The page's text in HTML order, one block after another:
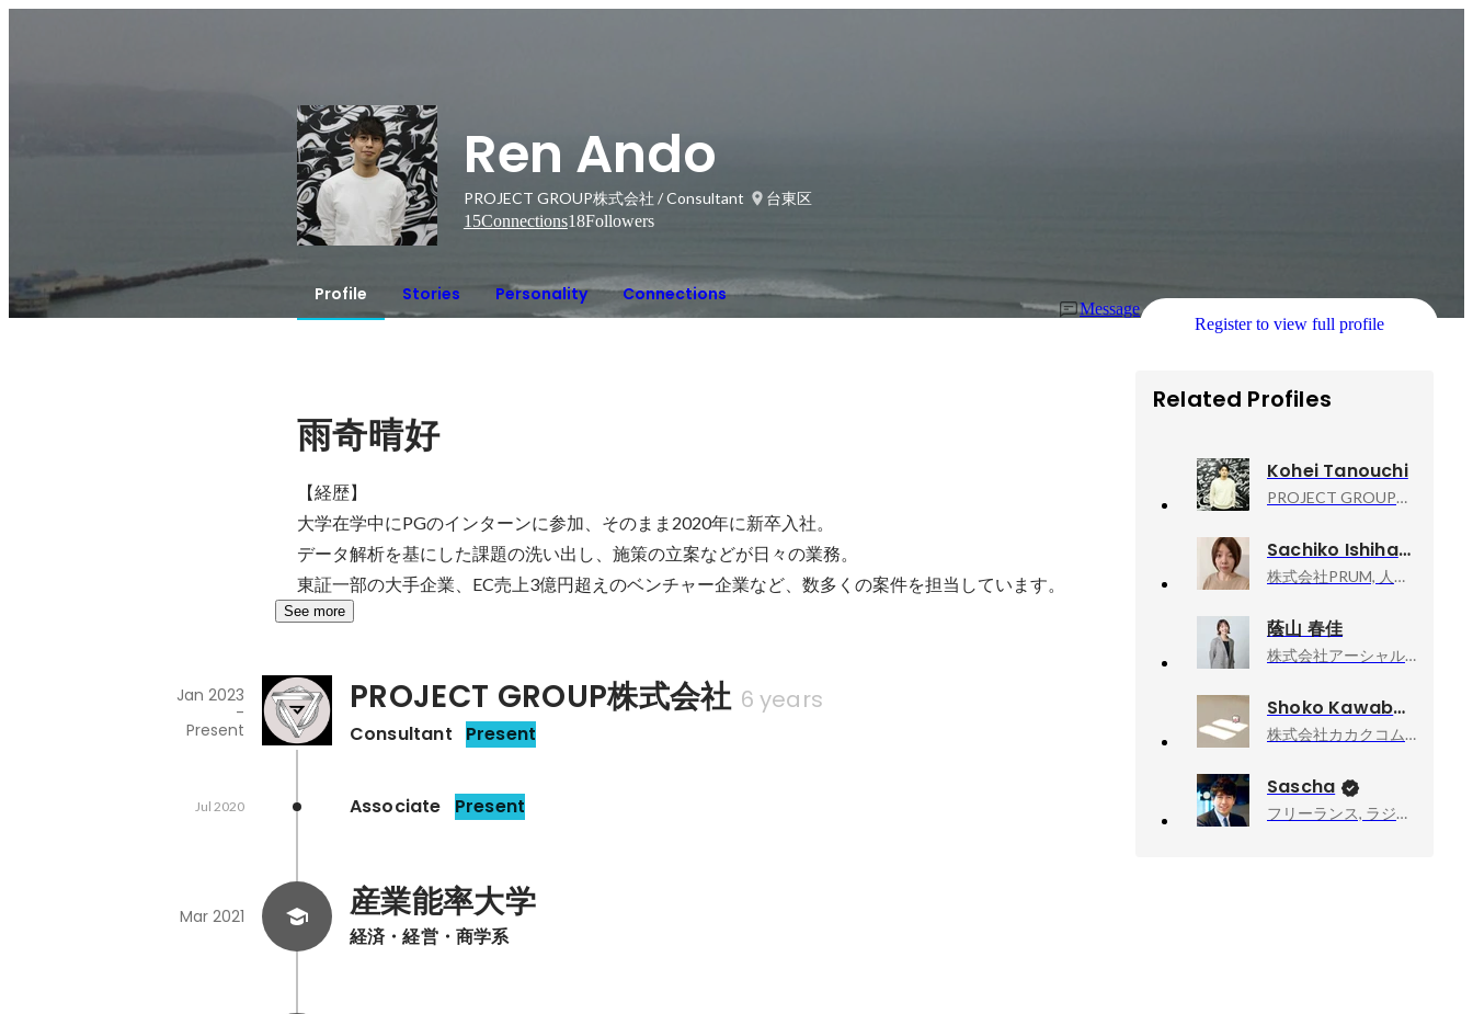
Ren Ando
PROJECT GROUP株式会社 / Consultant
台東区
15Connections18Followers
Profile Stories Personality Connections
Message
Register to view full profile
雨奇晴好
【経歴】
大学在学中にPGのインターンに参加、そのまま2020年に新卒入社。
データ解析を基にした課題の洗い出し、施策の立案などが日々の業務。
東証一部の大手企業、EC売上3億円超えのベンチャー企業など、数多くの案件を担当しています。
See more
PROJECT GROUP株式会社 6 years
Consultant Present
Jan 2023
-
Present
Associate Present
Jul 2020
産業能率大学
経済・経営・商学系
Mar 2021
Related Profiles
Kohei Tanouchi
PROJECT GROUP株式会社, 代表取締役CEO
Sachiko Ishihara
株式会社PRUM, 人事採用
蔭山 春佳
株式会社アーシャルデザイン, 採用責任者
Shoko Kawabata
株式会社カカクコム, インキュベーション推進部
Sascha
フリーランス, ラジオDJ・ナビゲーター